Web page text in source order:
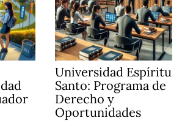
Universidad Espíritu
Santo: Programa de
Derecho y
Oportunidades